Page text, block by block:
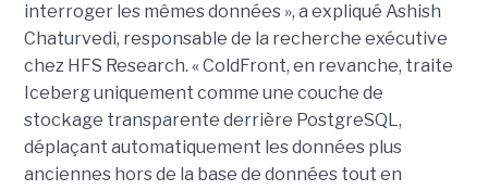
interroger les mêmes données », a expliqué Ashish
Chaturvedi, responsable de la recherche exécutive
chez HFS Research. « ColdFront, en revanche, traite
Iceberg uniquement comme une couche de
stockage transparente derrière PostgreSQL,
déplaçant automatiquement les données plus
anciennes hors de la base de données tout en